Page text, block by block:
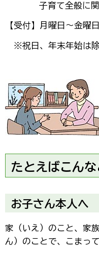
子育て全般に
【受付】月曜日～金曜
※祝日、年末年始は除
たとえばこんな
お子さん本人へ
家（いえ）のこと、家
ん）のことで、こまっ